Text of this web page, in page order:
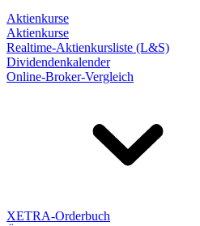
Aktienkurse
Aktienkurse
Realtime-Aktienkursliste (L&S)
Dividendenkalender
Online-Broker-Vergleich
XETRA-Orderbuch